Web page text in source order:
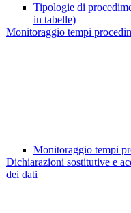
Tipologie di
in tabelle)
Monitoraggio tempi
Monitoraggio tempi
Dichiarazioni sostitutive e
dei dati